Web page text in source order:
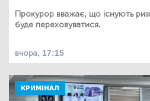
Прокурор вважає, що існують
буде переховуватися.
вчора, 17:15
КРИМІНАЛ